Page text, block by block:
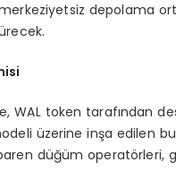
depolama
WAL token tarafından
üzerine inşa edilen
düğüm